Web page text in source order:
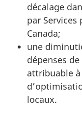
décalage
par
Canada;
une
dépenses
attribuable
locaux.